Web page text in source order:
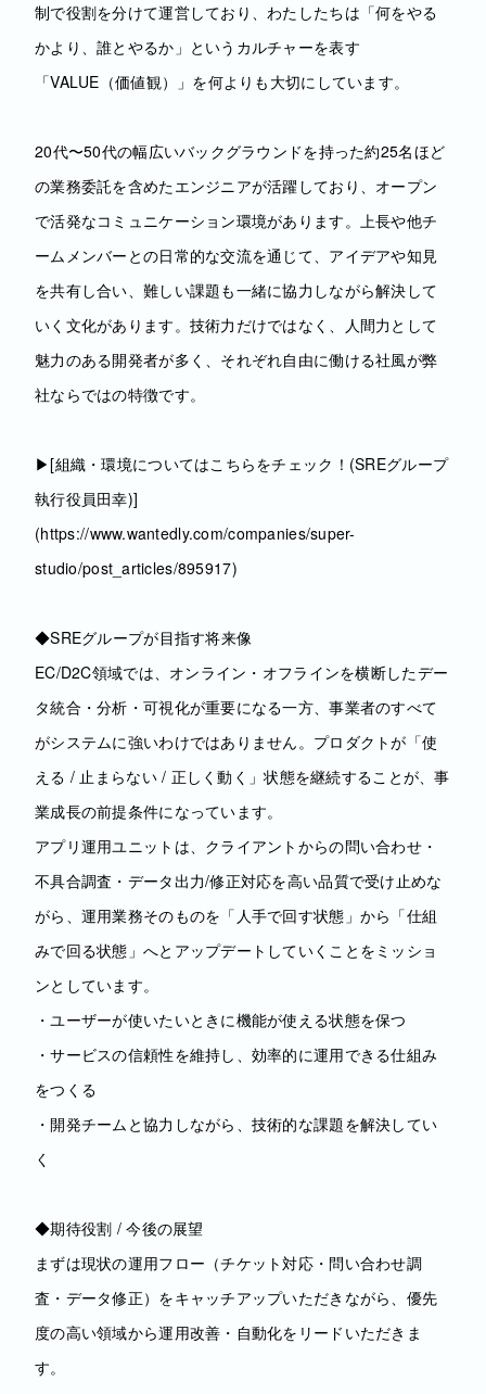
制で役割を分けて運営しており、わたしたちは「何をやる
かより、誰とやるか」というカルチャーを表す
「VALUE（価値観）」を何よりも大切にしています。
20代〜50代の幅広いバックグラウンドを持った約25名ほど
の業務委託を含めたエンジニアが活躍しており、オープン
で活発なコミュニケーション環境があります。上長や他チ
ームメンバーとの日常的な交流を通じて、アイデアや知見
を共有し合い、難しい課題も一緒に協力しながら解決して
いく文化があります。技術力だけではなく、人間力として
魅力のある開発者が多く、それぞれ自由に働ける社風が弊
社ならではの特徴です。
▶[組織・環境についてはこちらをチェック！(SREグループ
執行役員田幸)]
(https://www.wantedly.com/companies/super-
studio/post_articles/895917)
◆SREグループが目指す将来像
EC/D2C領域では、オンライン・オフラインを横断したデー
タ統合・分析・可視化が重要になる一方、事業者のすべて
がシステムに強いわけではありません。プロダクトが「使
える / 止まらない / 正しく動く」状態を継続することが、事
業成長の前提条件になっています。
アプリ運用ユニットは、クライアントからの問い合わせ・
不具合調査・データ出力/修正対応を高い品質で受け止めな
がら、運用業務そのものを「人手で回す状態」から「仕組
みで回る状態」へとアップデートしていくことをミッショ
ンとしています。
・ユーザーが使いたいときに機能が使える状態を保つ
・サービスの信頼性を維持し、効率的に運用できる仕組み
をつくる
・開発チームと協力しながら、技術的な課題を解決してい
く
◆期待役割 / 今後の展望
まずは現状の運用フロー（チケット対応・問い合わせ調
査・データ修正）をキャッチアップいただきながら、優先
度の高い領域から運用改善・自動化をリードいただきま
す。